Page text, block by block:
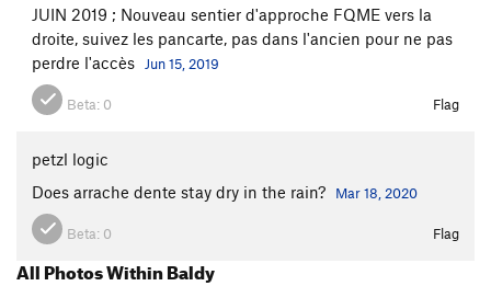
JUIN 2019 ; Nouveau sentier d'approche FQME vers la
droite, suivez les pancarte, pas dans l'ancien pour ne pas
perdre l'accès
Jun 15, 2019
Beta: 0 Flag
petzl logic
Does arrache dente stay dry in the rain?
Mar 18, 2020
Beta: 0 Flag
All Photos Within Baldy